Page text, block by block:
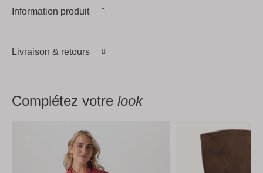
Information produit
Livraison & retours
Complétez votre look